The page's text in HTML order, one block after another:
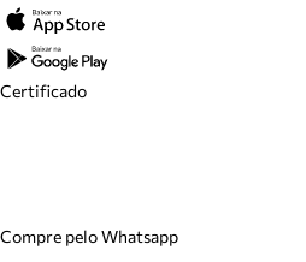
Certificado
Compre pelo Whatsapp